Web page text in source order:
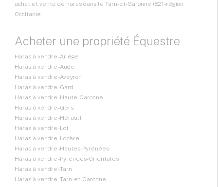
achat et vente de haras dans le Tarn-et-Garonne (82) - région
Occitanie
Acheter une propriété Équestre
Haras à vendre - Ariège
Haras à vendre - Aude
Haras à vendre - Aveyron
Haras à vendre - Gard
Haras à vendre - Haute-Garonne
Haras à vendre - Gers
Haras à vendre - Hérault
Haras à vendre - Lot
Haras à vendre - Lozère
Haras à vendre - Hautes-Pyrénées
Haras à vendre - Pyrénées-Orientales
Haras à vendre - Tarn
Haras à vendre - Tarn-et-Garonne